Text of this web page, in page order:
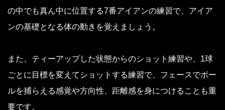
の中でも真ん中に位置する7番アイアンの練習で、アイア
ンの基礎となる体の動きを覚えましょう。
また、ティーアップした状態からのショット練習や、1球
ごとに目標を変えてショットする練習で、フェースでボー
ルを捕らえる感覚や方向性、距離感を身につけることも重
要です。